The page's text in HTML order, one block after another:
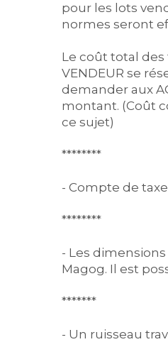
pour les lots
normes seront
Le coût total des
VENDEUR se
demander aux
montant. (Coût
ce sujet)
********
- Compte de
********
- Les
Magog. Il est
*******
- Un ruisseau